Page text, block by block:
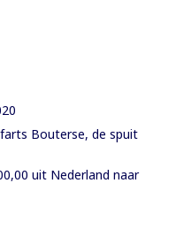
Bouterse, de spuit
uit Nederland naar